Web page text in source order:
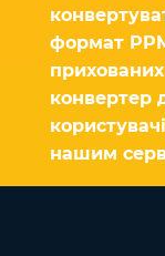
формат
конвертер
нашим